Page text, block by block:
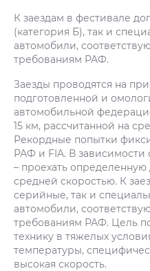
К заездам в фестивале
(категория Б), так и
автомобили,
требованиям РАФ.
Заезды проводятся на
подготовленной и
автомобильной
15 км, рассчитанной на
Рекордные попытки
РАФ и FIA. В зависимости
– проехать
средней скоростью. К
серийные, так и
автомобили,
требованиям РАФ. Цель
технику в тяжелых
температуры,
высокая скорость.